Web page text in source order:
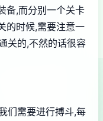
备,而分别一个关卡
的时候,需要注意一
关的,不然的话很容
们需要进行搏斗,每